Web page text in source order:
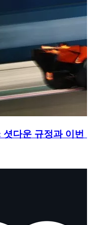
다운 규정과 이번